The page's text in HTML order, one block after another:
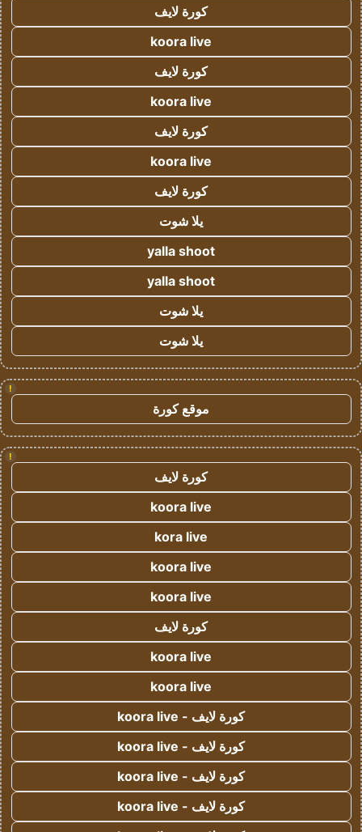
كورة لايف
koora live
كورة لايف
koora live
كورة لايف
koora live
كورة لايف
يلا شوت
yalla shoot
yalla shoot
يلا شوت
يلا شوت
!
موقع كورة
!
كورة لايف
koora live
kora live
koora live
koora live
كورة لايف
koora live
koora live
كورة لايف - koora live
كورة لايف - koora live
كورة لايف - koora live
كورة لايف - koora live